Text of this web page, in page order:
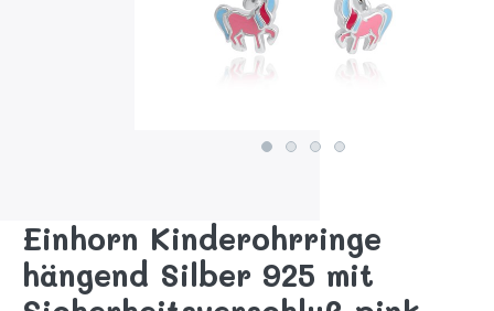
Einhorn Kinderohrringe
hängend Silber 925 mit